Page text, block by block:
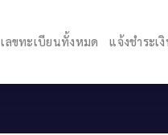
เลขทะเบียนทั้งหมด แจ้งชำระเ